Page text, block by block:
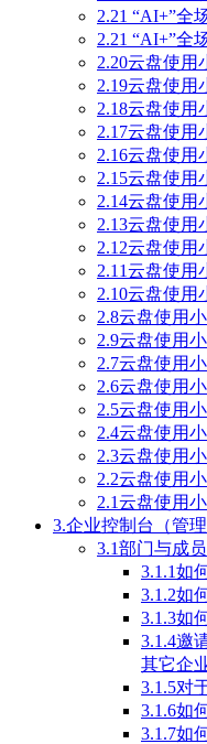
2.21 “AI+”全
2.21 “AI+”全
2.20云盘使用
2.19云盘使用
2.18云盘使用
2.17云盘使用
2.16云盘使用
2.15云盘使用
2.14云盘使用
2.13云盘使用
2.12云盘使用
2.11云盘使用
2.10云盘使用
2.8云盘使用
2.9云盘使用
2.7云盘使用
2.6云盘使用
2.5云盘使用
2.4云盘使用
2.3云盘使用
2.2云盘使用
2.1云盘使用
3.企业控制台（管理
3.1部门与成员
3.1.1如
3.1.2如
3.1.3如
3.1.4邀
其它企
3.1.5对
3.1.6如
3.1.7如